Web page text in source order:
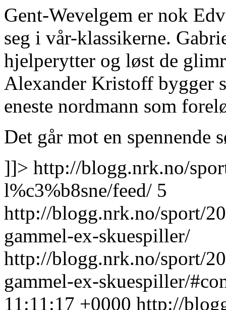
Gent-Wevelgem er nok
seg i vår-klassikerne.
hjelperytter og løst de
Alexander Kristoff bygger
eneste nordmann som
Det går mot en spennende
]]> http://blogg.nrk.no/
l%c3%b8sne/feed/ 5
http://blogg.nrk.no/sport/
gammel-ex-skuespiller/
http://blogg.nrk.no/sport/
gammel-ex-skuespiller/
11:11:17 +0000 http://